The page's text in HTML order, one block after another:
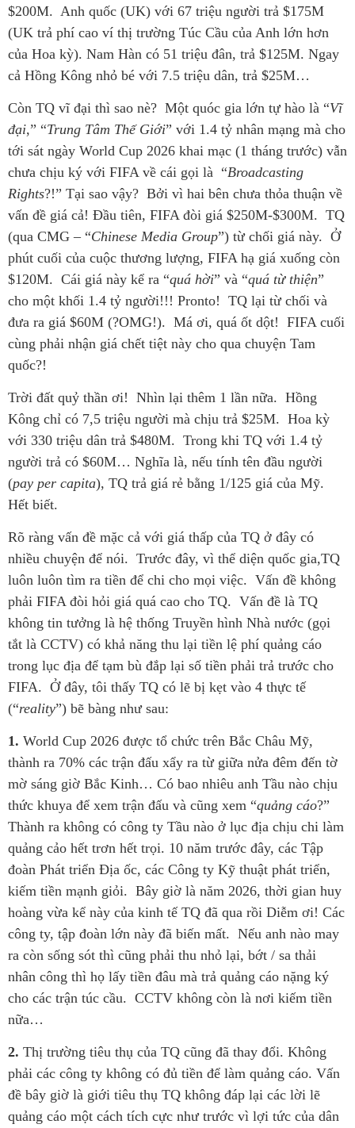
$200M. Anh quốc (UK) với 67 triệu người trả $175M
(UK trả phí cao ví thị trường Túc Cầu của Anh lớn hơn
của Hoa kỳ). Nam Hàn có 51 triệu đân, trả $125M. Ngay
cả Hồng Kông nhỏ bé với 7.5 triệu dân, trả $25M…
Còn TQ vĩ đại thì sao nè? Một quóc gia lớn tự hào là “Vĩ
đại,” “Trung Tâm Thế Giới” với 1.4 tỷ nhân mạng mà cho
tới sát ngày World Cup 2026 khai mạc (1 tháng trước) vẫn
chưa chịu ký với FIFA về cái gọi là “Broadcasting
Rights?!” Tại sao vậy? Bởi vì hai bên chưa thỏa thuận về
vấn đề giá cả! Đầu tiên, FIFA đòi giá $250M-$300M. TQ
(qua CMG – “Chinese Media Group”) từ chối giá này. Ở
phút cuối của cuộc thương lượng, FIFA hạ giá xuống còn
$120M. Cái giá này kể ra “quá hời” và “quá từ thiện”
cho một khối 1.4 tỷ người!!! Pronto! TQ lại từ chối và
đưa ra giá $60M (?OMG!). Má ơi, quá ốt dột! FIFA cuối
cùng phải nhận giá chết tiệt này cho qua chuyện Tam
quốc?!
Trời đất quỷ thần ơi! Nhìn lại thêm 1 lần nữa. Hồng
Kông chỉ có 7,5 triệu người mà chịu trả $25M. Hoa kỳ
với 330 triệu dân trả $480M. Trong khi TQ với 1.4 tỷ
người trả có $60M… Nghĩa là, nếu tính tên đầu người
(pay per capita), TQ trả giá rẻ bằng 1/125 giá của Mỹ.
Hết biết.
Rõ ràng vấn đề mặc cả với giá thấp của TQ ở đây có
nhiều chuyện để nói. Trước đây, vì thể diện quốc gia,TQ
luôn luôn tìm ra tiền để chi cho mọi việc. Vấn đề không
phải FIFA đòi hỏi giá quá cao cho TQ. Vấn đề là TQ
không tin tưởng là hệ thống Truyền hình Nhà nước (gọi
tắt là CCTV) có khả năng thu lại tiền lệ phí quảng cáo
trong lục địa để tạm bù đắp lại số tiền phải trả trước cho
FIFA. Ở đây, tôi thấy TQ có lẽ bị kẹt vào 4 thực tế
(“reality”) bẽ bàng như sau:
1. World Cup 2026 được tổ chức trên Bắc Châu Mỹ,
thành ra 70% các trận đấu xẩy ra từ giữa nửa đêm đến tờ
mờ sáng giờ Bắc Kinh… Có bao nhiêu anh Tầu nào chịu
thức khuya để xem trận đấu và cũng xem “quảng cáo?”
Thành ra không có công ty Tầu nào ở lục địa chịu chi làm
quảng cảo hết trơn hết trọi. 10 năm trước đây, các Tập
đoàn Phát triển Địa ốc, các Công ty Kỹ thuật phát triển,
kiếm tiền mạnh giỏi. Bây giờ là năm 2026, thời gian huy
hoàng vừa kể này của kinh tế TQ đã qua rồi Diễm ơi! Các
công ty, tập đoàn lớn này đã biến mất. Nếu anh nào may
ra còn sống sót thì cũng phải thu nhỏ lại, bớt / sa thải
nhân công thì họ lấy tiền đâu mà trả quảng cáo nặng ký
cho các trận túc cầu. CCTV không còn là nơi kiếm tiền
nữa…
2. Thị trường tiêu thụ của TQ cũng đã thay đổi. Không
phải các công ty không có đủ tiền để làm quảng cáo. Vấn
đề bây giờ là giới tiêu thụ TQ không đáp lại các lời lẽ
quảng cáo một cách tích cực như trước vì lợi tức của dân